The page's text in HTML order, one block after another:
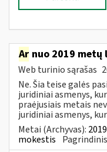
Ar nuo 2019 metų
Web turinio sąrašas
Ne. Šia teise galės
juridiniai asmenys,
praėjusiais metais
juridiniai asmenys,
Metai (Archyvas): 2019
mokestis